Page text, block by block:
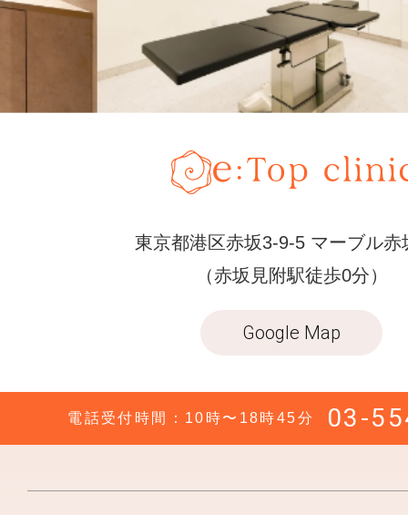
東京都港区赤坂3-9-5 マーブル赤
（赤坂見附駅徒歩0分）
Google Map
電話受付時間：10時〜18時45分 03-